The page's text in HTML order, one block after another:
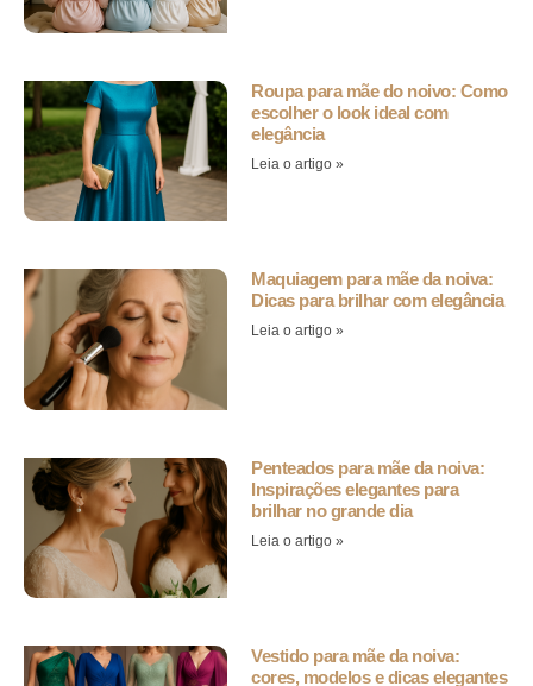
Roupa para mãe do noivo: Como
escolher o look ideal com
elegância
Leia o artigo »
Maquiagem para mãe da noiva:
Dicas para brilhar com elegância
Leia o artigo »
Penteados para mãe da noiva:
Inspirações elegantes para
brilhar no grande dia
Leia o artigo »
Vestido para mãe da noiva:
cores, modelos e dicas elegantes